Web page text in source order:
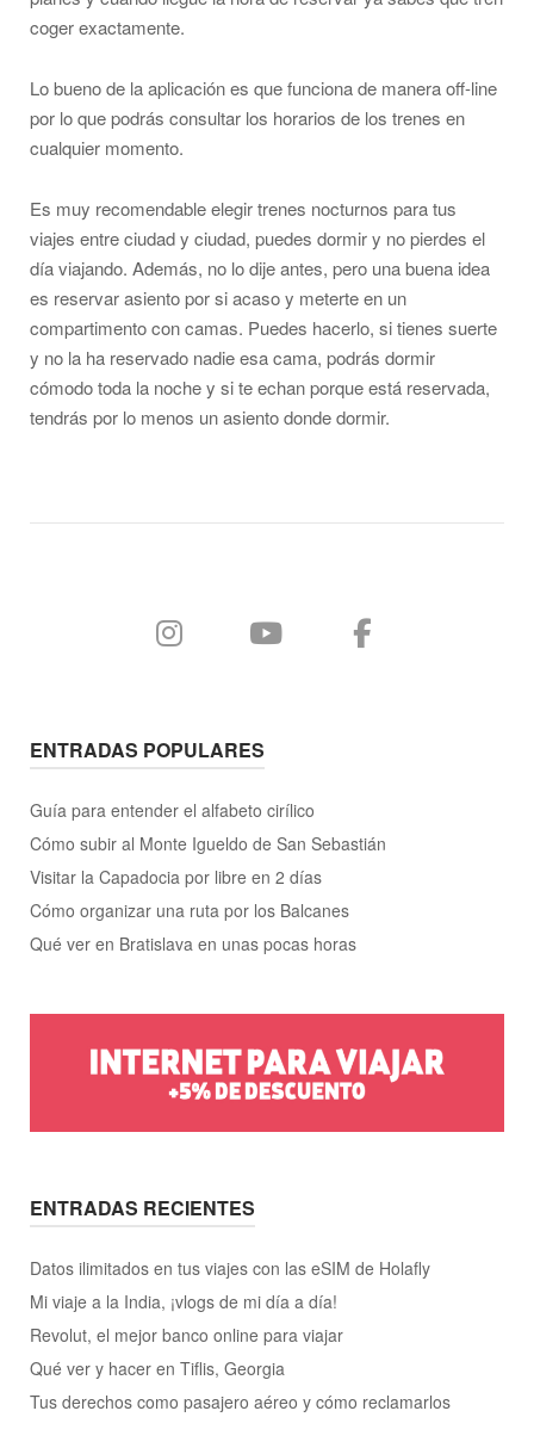
coger exactamente.
Lo bueno de la aplicación es que funciona de manera off-line
por lo que podrás consultar los horarios de los trenes en
cualquier momento.
Es muy recomendable elegir trenes nocturnos para tus
viajes entre ciudad y ciudad, puedes dormir y no pierdes el
día viajando. Además, no lo dije antes, pero una buena idea
es reservar asiento por si acaso y meterte en un
compartimento con camas. Puedes hacerlo, si tienes suerte
y no la ha reservado nadie esa cama, podrás dormir
cómodo toda la noche y si te echan porque está reservada,
tendrás por lo menos un asiento donde dormir.
ENTRADAS POPULARES
Guía para entender el alfabeto cirílico
Cómo subir al Monte Igueldo de San Sebastián
Visitar la Capadocia por libre en 2 días
Cómo organizar una ruta por los Balcanes
Qué ver en Bratislava en unas pocas horas
ENTRADAS RECIENTES
Datos ilimitados en tus viajes con las eSIM de Holafly
Mi viaje a la India, ¡vlogs de mi día a día!
Revolut, el mejor banco online para viajar
Qué ver y hacer en Tiflis, Georgia
Tus derechos como pasajero aéreo y cómo reclamarlos